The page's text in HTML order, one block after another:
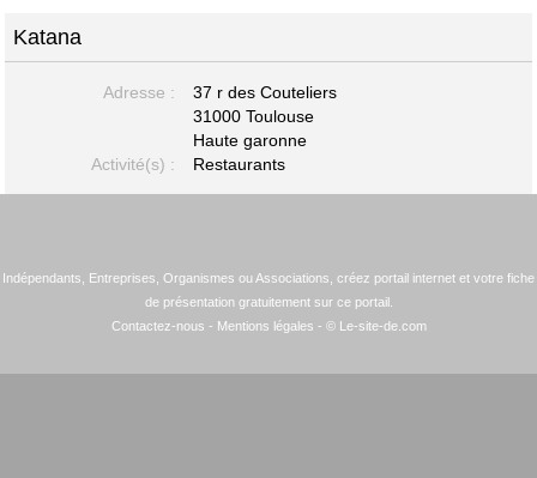
Katana
Adresse :
37 r des Couteliers
31000 Toulouse
Haute garonne
Activité(s) :
Restaurants
Indépendants, Entreprises, Organismes ou Associations, créez portail internet et votre fiche
de présentation gratuitement sur ce portail.
Contactez-nous - Mentions légales - © Le-site-de.com